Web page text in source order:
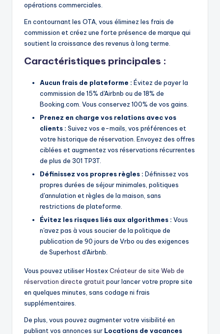
opérations commerciales.
En contournant les OTA, vous éliminez les frais de
commission et créez une forte présence de marque qui
soutient la croissance des revenus à long terme.
Caractéristiques principales :
Aucun frais de plateforme : Évitez de payer la
commission de 15% d'Airbnb ou de 18% de
Booking.com. Vous conservez 100% de vos gains.
Prenez en charge vos relations avec vos
clients : Suivez vos e-mails, vos préférences et
votre historique de réservation. Envoyez des offres
ciblées et augmentez vos réservations récurrentes
de plus de 301 TP3T.
Définissez vos propres règles : Définissez vos
propres durées de séjour minimales, politiques
d'annulation et règles de la maison, sans
restrictions de plateforme.
Évitez les risques liés aux algorithmes : Vous
n'avez pas à vous soucier de la politique de
publication de 90 jours de Vrbo ou des exigences
de Superhost d'Airbnb.
Vous pouvez utiliser HostexCréateur de site Web de
réservation directe gratuit pour lancer votre propre site
en quelques minutes, sans codage ni frais
supplémentaires.
De plus, vous pouvez augmenter votre visibilité en
publiant vos annonces sur Locations de vacances